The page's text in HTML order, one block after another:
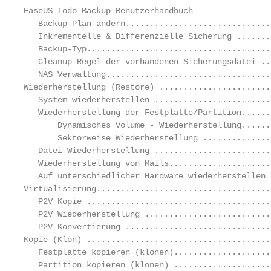
EaseUS Todo Backup Benutzerhandbuch
Backup-Plan
Inkrementelle & Differenzielle Sicherung
Backup-
Cleanup-Regel der vorhandenen Sicherungsdatei
NAS
Wiederherstellung (Restore)
System wiederherstellen
Wiederherstellung der Festplatte/
Dynamisches Volume -
Sektorweise Wiederherstellung
Datei-Wiederherstellung
Wiederherstellung von
Auf unterschiedlicher Hardware
P2V Kopie
P2V Wiederherstellung
P2V Konvertierung
Kopie (Klon)
Festplatte kopieren
Partition kopieren (klonen)